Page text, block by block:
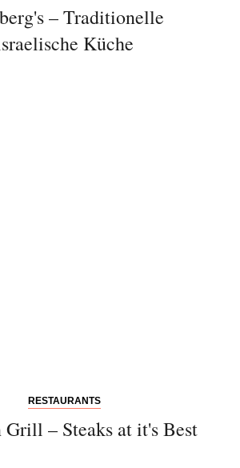
– Traditionelle
Küche
RESTAURANTS
– Steaks at it's Best